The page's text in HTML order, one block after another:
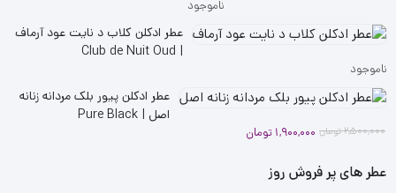
ناموجود
عطر ادکلن کلاب د نایت عود آرماف
| Club de Nuit Oud
ناموجود
عطر ادکلن پیور بلک مردانه زنانه
اصل | Pure Black
2,500,000تومان
قیمت
2,500,000 تومان
1,900,000 تومان
قیمت
1,900,000 تومان
عطر های پر فروش روز